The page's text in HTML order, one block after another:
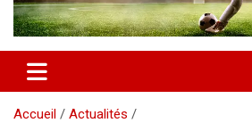
Accueil
Actualités